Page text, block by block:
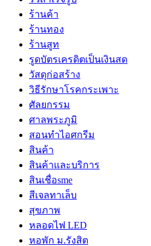
ร้านค้า
ร้านทอง
ร้านสูท
รูดบัตรเครดิตเป็นเงินสด
วัสดุก่อสร้าง
วิธีรักษาโรคกระเพาะ
ศัลยกรรม
ศาลพระภูมิ
สอนทำไอศกรีม
สินค้า
สินค้าและบริการ
สินเชื่อsme
สีเจลทาเล็บ
สุขภาพ
หลอดไฟ LED
หอพัก ม.รังสิต